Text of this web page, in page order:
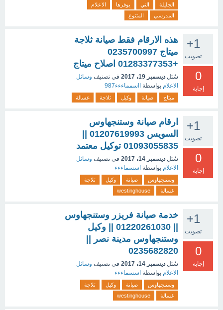
الجليلة
التي يوفرها
الاعلام
المدرسي
المتنوع
+1
تصويت
0
إجابة
هذه الارقام فقط صيانة ثلاجة
ميتاج 0235700997
+01283377353 اصلاح ميتاج
سُئل ديسمبر 19، 2017 في تصنيف وسائل
الاعلام بواسطة ااسمماءءء987
ميتاج صيانة وكيل ثلاجة غسالة
+1
تصويت
0
إجابة
ارقام صيانة وستنجهاوس
01093055835 توكيل معتمد
سُئل ديسمبر 14، 2017 في تصنيف وسائل
الاعلام بواسطة اسسماءءء
وستنجهاوس صيانة وكيل
ثلاجة
غسالة
westinghouse
+1
تصويت
0
إجابة
خدمة صيانة فريزر وستنجهاوس
|| 01220261030 || وكيل
وستنجهاوس مدينة نصر ||
0235682820
سُئل ديسمبر 14، 2017 في تصنيف وسائل
الاعلام بواسطة اسسماءءء
وستنجهاوس صيانة وكيل
ثلاجة
غسالة
westinghouse